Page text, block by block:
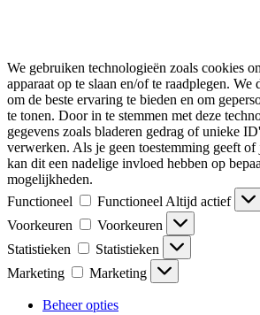
We gebruiken technologieën zoals cookies
apparaat op te slaan en/of te raadplegen. We
om de beste ervaring te bieden en om
te tonen. Door in te stemmen met deze
gegevens zoals bladeren gedrag of unieke
verwerken. Als je geen toestemming geeft
kan dit een nadelige invloed hebben op
mogelijkheden.
Functioneel
Functioneel Altijd actief
Voorkeuren
Voorkeuren
Statistieken
Statistieken
Marketing
Marketing
Beheer opties